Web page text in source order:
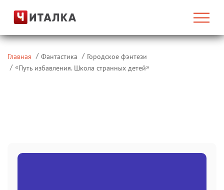
Главная Фантастика
Городское фэнтези
«Путь избавления. Школа странных детей»